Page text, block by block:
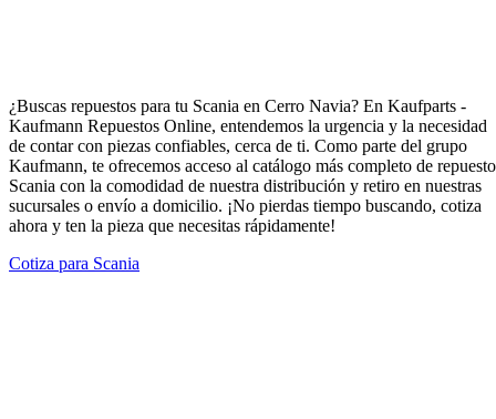
¿Buscas repuestos para tu Scania en Cerro Navia? En Kaufparts -
Kaufmann Repuestos Online, entendemos la urgencia y la necesidad
de contar con piezas confiables, cerca de ti. Como parte del grupo
Kaufmann, te ofrecemos acceso al catálogo más completo de
Scania con la comodidad de nuestra distribución y retiro en nuestras
sucursales o envío a domicilio. ¡No pierdas tiempo buscando, cotiza
ahora y ten la pieza que necesitas rápidamente!
Cotiza para Scania